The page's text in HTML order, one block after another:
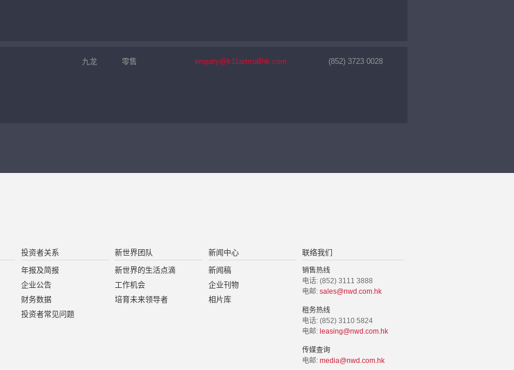
九龙 零售 enquiry@k11artmallhk.com (852) 3723 0028
投资者关系
年报及简报
企业公告
财务数据
投资者常见问题
新世界团队
新世界的生活点滴
工作机会
培育未来领导者
新闻中心
新闻稿
企业刊物
相片库
联络我们
销售热线
电话: (852) 3111 3888
电邮: sales@nwd.com.hk
租务热线
电话: (852) 3110 5824
电邮: leasing@nwd.com.hk
传媒查询
电邮: media@nwd.com.hk